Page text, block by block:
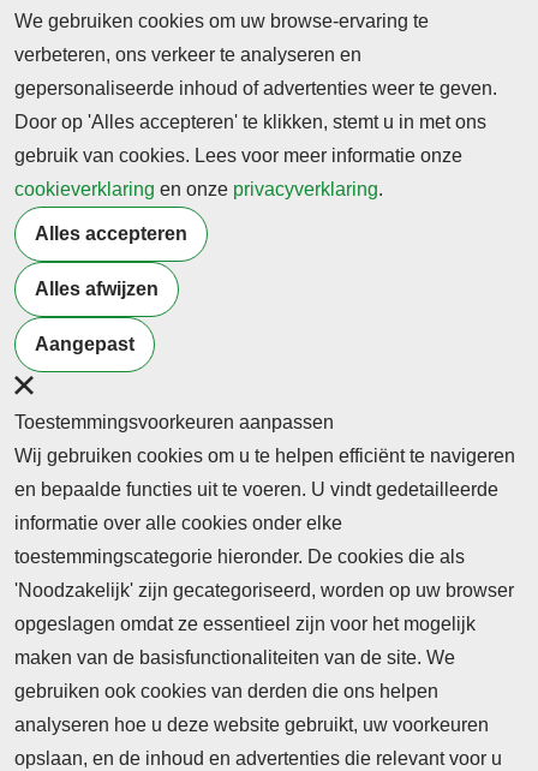
07 juni 2025
Onderwijs Management
Ilse van de Pas nieuwe bestuurder Sint Lucas per 15-8
De raad van toezicht is verheugd te kunnen melden dat Ilse
van de Pas vanaf 15 augustus de rol van bestuurder
overneemt van Ruud Rabelink. Ilse zal met André Gehring
een collegiaal bestuur vormen om samen met de directie en
alle medewerkers de ambities van SintLucas te realiseren.
Lees het hele bericht
1 2 3 ... 12
We gebruiken cookies om uw browse-ervaring te
verbeteren, ons verkeer te analyseren en
gepersonaliseerde inhoud of advertenties weer te geven.
Door op 'Alles accepteren' te klikken, stemt u in met ons
gebruik van cookies. Lees voor meer informatie onze
cookieverklaring en onze privacyverklaring.
Alles accepteren
Alles afwijzen
Aangepast
Toestemmingsvoorkeuren aanpassen
Wij gebruiken cookies om u te helpen efficiënt te navigeren
en bepaalde functies uit te voeren. U vindt gedetailleerde
informatie over alle cookies onder elke
toestemmingscategorie hieronder. De cookies die als
'Noodzakelijk' zijn gecategoriseerd, worden op uw browser
opgeslagen omdat ze essentieel zijn voor het mogelijk
maken van de basisfunctionaliteiten van de site. We
gebruiken ook cookies van derden die ons helpen
analyseren hoe u deze website gebruikt, uw voorkeuren
opslaan, en de inhoud en advertenties die relevant voor u
Nieuws